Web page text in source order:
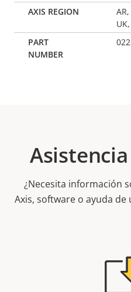
¿Necesita información
Axis, software o ayuda